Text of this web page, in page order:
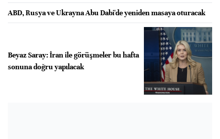
ABD, Rusya ve Ukrayna Abu Dabi'de yeniden masaya oturacak
Beyaz Saray: İran ile görüşmeler bu hafta
sonuna doğru yapılacak